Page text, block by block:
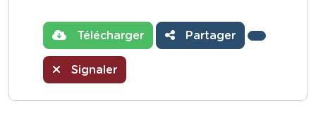
Télécharger Partager
Signaler